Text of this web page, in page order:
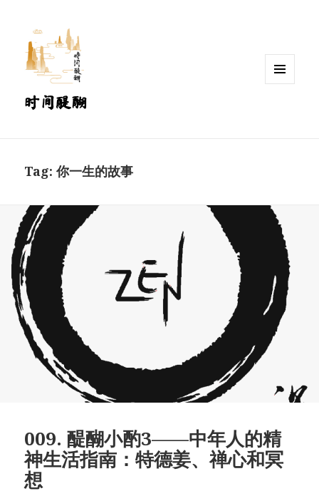
时间醍醐
Tag:你一生的故事
009. 醍醐小酌3——中年人的精
神生活指南：特德姜、禅心和冥
想